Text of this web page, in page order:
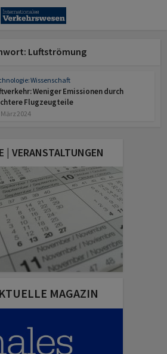
Luftströmung
Wissenschaft
Weniger Emissionen durch
Flugzeugteile
März 2024
| VERANSTALTUNGEN
MAGAZIN